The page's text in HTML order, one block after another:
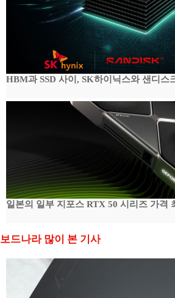
HBM과 SSD 사이, SK하이닉스와 샌디스
일본의 일부 지포스 RTX 50 시리즈 가격
보드나라 많이 본 기사